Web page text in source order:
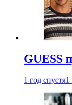
GUESS
1 год спустя1